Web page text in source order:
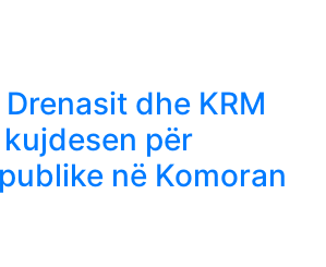
dhe KRM
kujdesen për
në Komoran